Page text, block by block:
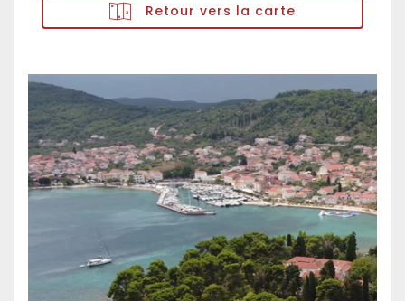
Retour vers la carte